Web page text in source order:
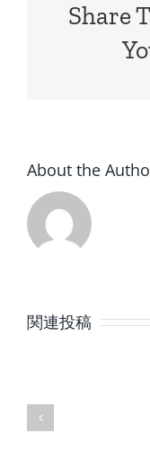
Share
About the
関連投稿 月